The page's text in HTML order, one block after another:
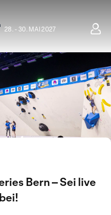
28. - 30. MAI 2027
Bern – Sei live